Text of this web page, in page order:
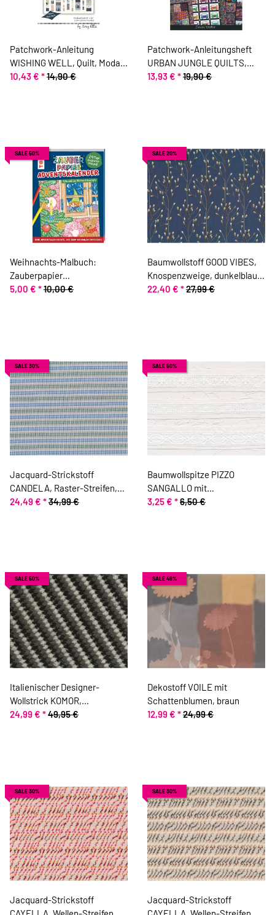
Patchwork-Anleitung
WISHING WELL, Quilt, Moda
Fabrics
10,43 € *14,90 €
Patchwork-Anleitungsheft
URBAN JUNGLE QUILTS,
Jason Yenter
13,93 € *19,90 €
SALE 50%
Weihnachts-Malbuch:
Zauberpapier
Adventskalender, TOPP
5,00 € *10,00 €
SALE 20%
Baumwollstoff GOOD VIBES,
Knospenzweige, dunkelblau,
ring a roses
22,40 € *27,99 €
SALE 30%
Jacquard-Strickstoff
CANDELA, Raster-Streifen,
taubenblau, Toptex
24,49 € *34,99 €
SALE 50%
Baumwollspitze PIZZO
SANGALLO mit
Lochstickerei, 30 mm breit,
3,25 € *6,50 €
SALE 50%
Italienischer Designer-
Wollstrick KOMOR,
Stricknoppen, grau-weiß
24,99 € *49,95 €
SALE 48%
Dekostoff VOILE mit
Schattenblumen, braun
12,99 € *24,99 €
SALE 30%
Jacquard-Strickstoff
SALE 30%
Jacquard-Strickstoff